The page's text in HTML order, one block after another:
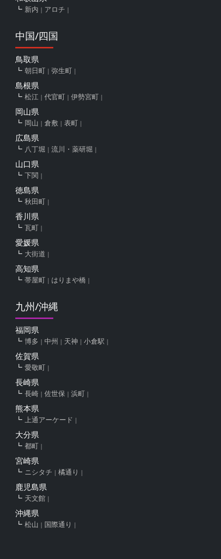
新内 アロチ
中国/四国
鳥取県
朝日町 弥生町
島根県
松江 代官町 伊勢宮町
岡山県
岡山 倉敷 表町
広島県
八丁堀 流川・薬研堀
山口県
下関
徳島県
秋田町
香川県
瓦町
愛媛県
大街道
高知県
帯屋町 はりまや橋
九州/沖縄
福岡県
博多 中州 天神 小倉駅
佐賀県
愛敬町
長崎県
長崎 佐世保 浜町
熊本県
上通アーケード
大分県
都町
宮崎県
ニシタチ 橘通り
鹿児島県
天文館
沖縄県
松山 国際通り